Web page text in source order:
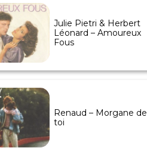
Julie Pietri & Herbert
Léonard – Amoureux
Fous
Renaud – Morgane de
toi